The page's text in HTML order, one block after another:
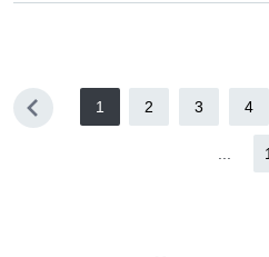
1 2 3 4